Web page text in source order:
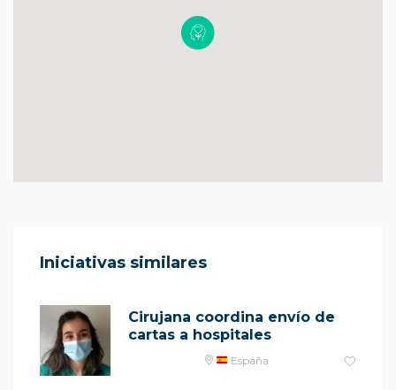
Iniciativas similares
Cirujana coordina envío de
cartas a hospitales
España